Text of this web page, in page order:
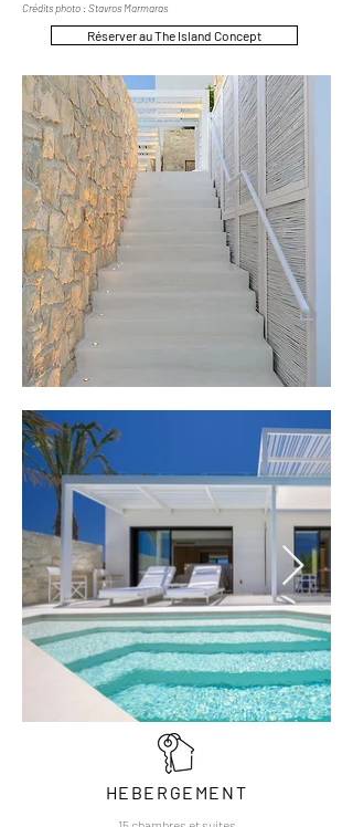
Crédits photo : Stavros Marmaras
Réserver au The Island Concept
HEBERGEMENT